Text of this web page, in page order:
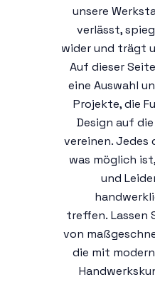
unsere
verlässt,
wider und trägt
Auf dieser
eine Auswahl
Projekte, die
Design auf
vereinen. Jedes
was möglich
und
treffen. Lassen
von
die mit